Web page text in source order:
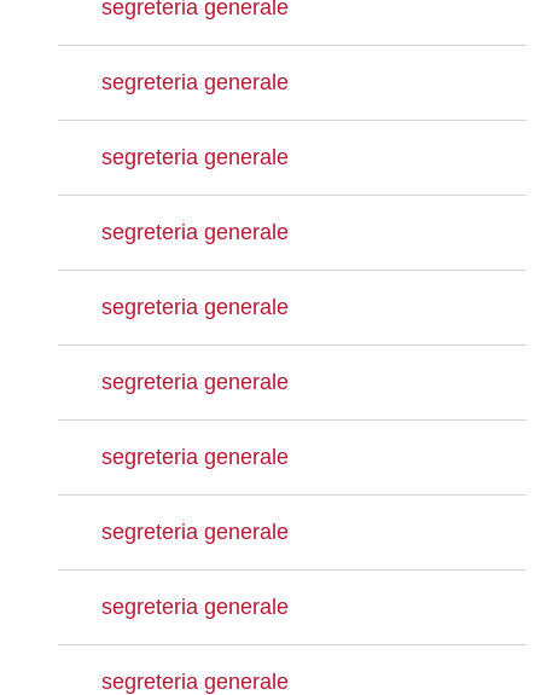
segreteria generale
segreteria generale
segreteria generale
segreteria generale
segreteria generale
segreteria generale
segreteria generale
segreteria generale
segreteria generale
segreteria generale